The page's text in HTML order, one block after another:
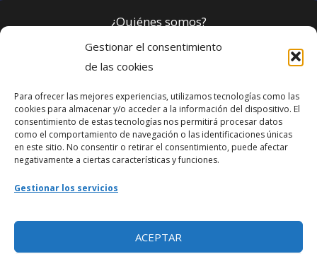
Gestionar el consentimiento
de las cookies
Para ofrecer las mejores experiencias, utilizamos tecnologías como las
cookies para almacenar y/o acceder a la información del dispositivo. El
consentimiento de estas tecnologías nos permitirá procesar datos
como el comportamiento de navegación o las identificaciones únicas
en este sitio. No consentir o retirar el consentimiento, puede afectar
negativamente a ciertas características y funciones.
Gestionar los servicios
ACEPTAR
¿Quiénes somos?
Política de privacidad
Webmaster
soporte@fotosdlahabana.com
Nuestro e-mail:
Ir al grupo de Facebook